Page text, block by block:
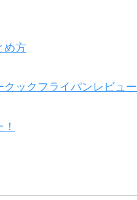
め方
ックフライパンレビュー